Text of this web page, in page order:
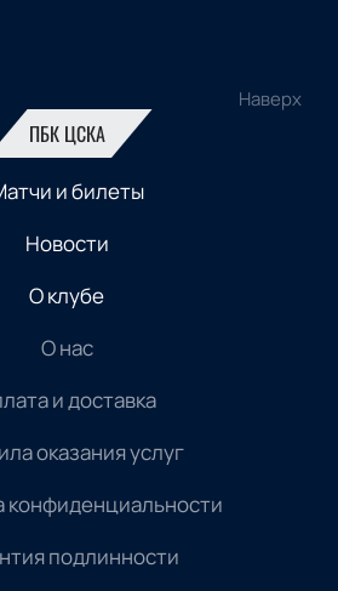
Наверх
ПБК ЦСКА
и билеты
Новости
О клубе
О нас
и доставка
оказания услуг
конфиденциальности
подлинности